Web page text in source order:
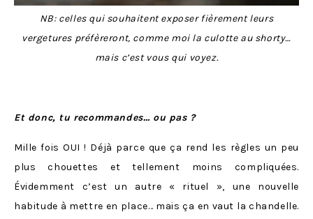
NB: celles qui souhaitent exposer fièrement leurs
vergetures préfèreront, comme moi la culotte au shorty…
mais c’est vous qui voyez.
Et donc, tu recommandes… ou pas ?
Mille fois OUI ! Déjà parce que ça rend les règles un peu
plus chouettes et tellement moins compliquées.
Évidemment c’est un autre « rituel », une nouvelle
habitude à mettre en place… mais ça en vaut la chandelle.